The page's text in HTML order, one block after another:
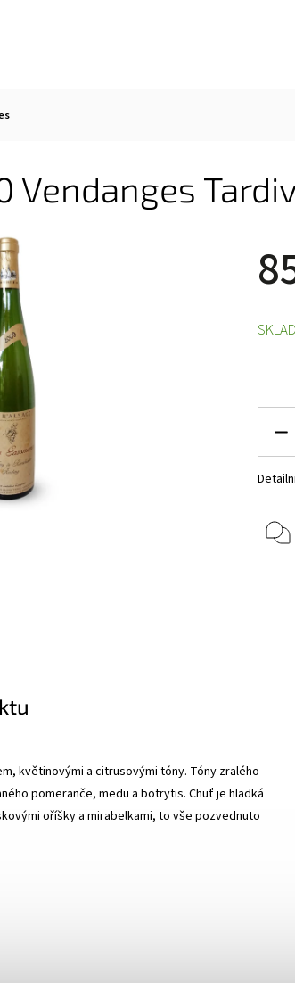
Vendanges
květinovými a citrusovými tóny. Tóny zralého
pomeranče, medu a botrytis. Chuť je hladká
oříšky a mirabelkami, to vše pozvednuto